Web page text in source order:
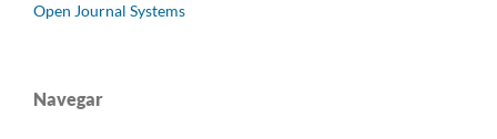
Open Journal Systems
Navegar